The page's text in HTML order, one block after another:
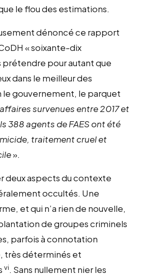
le flou des estimations.
dénoncé ce rapport
« soixante-dix
prétendre pour autant que
dans le meilleur des
le gouvernement, le parquet
survenues entre 2017 et
388 agents de FAES ont été
traitement cruel et
».
deux aspects du contexte
occultés. Une
et qui n’a rien de nouvelle,
de groupes criminels
parfois à connotation
très déterminés et
vi. Sans nullement nier les